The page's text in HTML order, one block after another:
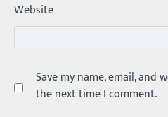
Website
Save my name, email,
the next time I comment.
5
మండుతున్న
Balachander
ప్రమాదం
రహదారిపై వేల